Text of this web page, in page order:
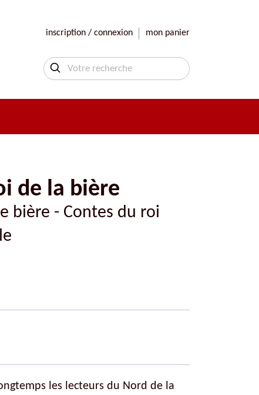
inscription / connexion mon panier
de la bière
bière - Contes du roi
les lecteurs du Nord de la